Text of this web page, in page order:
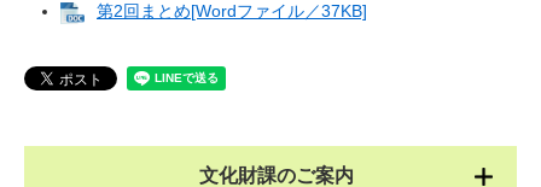
第2回まとめ[Wordファイル／37KB]
文化財課のご案内